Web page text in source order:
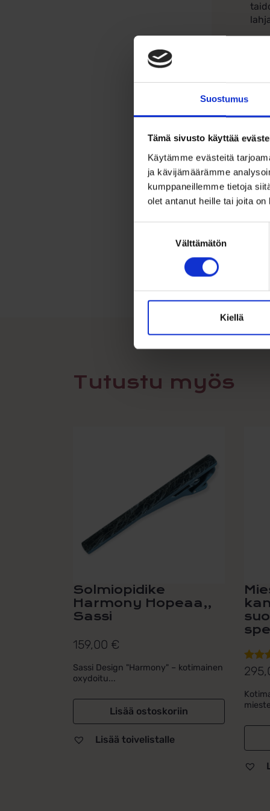
Suostumus
Tämä sivusto käyttää
Käytämme evästeitä
ja kävijämäärämme
kumppaneillemme tietoja
olet antanut heille tai joita
Välttämätön
Kiellä
Tutustu myös
Solmiopidike
Harmony Hopeaa,,
Sassi
159,00 €
Sassi Design "Harmony" – kotimainen
oxydoitu...
Lisää ostoskoriin
Lisää toivelistalle
5.00/